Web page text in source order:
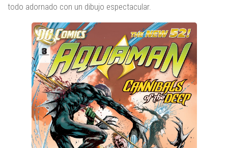
todo adornado con un dibujo espectacular.